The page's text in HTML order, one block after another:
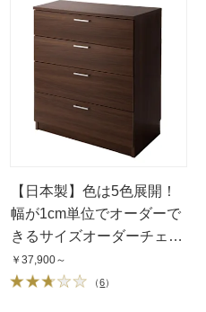
【日本製】色は5色展開！
幅が1cm単位でオーダーで
きるサイズオーダーチェス
ト 4段（高さ89cm）・奥行
42cm・幅25〜80cm
￥37,900～
（6）